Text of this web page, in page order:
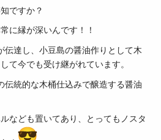
ですか？
に縁が深いんです！！
伝達し、小豆島の醤油作りとして木
て今でも受け継がれています。
伝統的な木桶仕込みで醸造する醤油
なども置いてあり、とってもノスタ